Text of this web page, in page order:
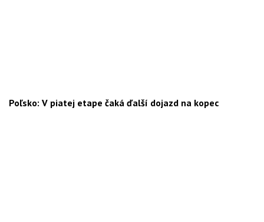
Poľsko: V piatej etape čaká ďalší dojazd na kopec